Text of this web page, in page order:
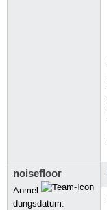
noisefloor
Anmel
dungsdatum: